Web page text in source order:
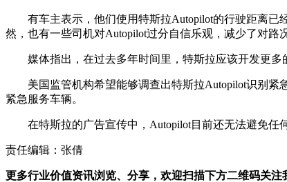
有车主表示，他们使用特斯拉Autopilot的行驶距离
然，也有一些司机对Autopilot过分自信乐观，减少了对路
媒体指出，在过去多年时间里，特斯拉应该开发更
美国监管机构希望能够调查出特斯拉Autopilot识别
紧急服务车辆。
在特斯拉的广告宣传中，Autopilot目前还无法避免任
责任编辑：张倩
更多行业价值资讯浏览、分享，欢迎扫描下方二维码关注